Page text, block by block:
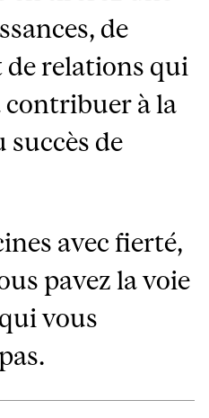
de
de relations qui
contribuer à la
succès de
avec fierté,
pavez la voie
vous